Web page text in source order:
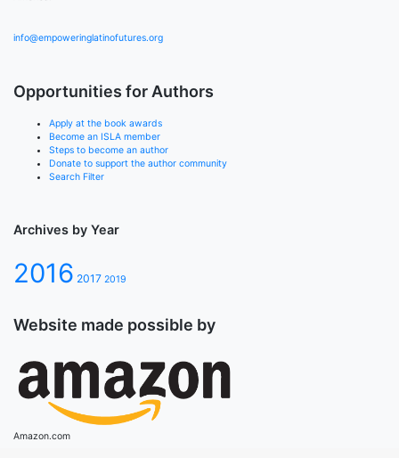
info@empoweringlatinofutures.org
Opportunities for Authors
Apply at the book awards
Become an ISLA member
Steps to become an author
Donate to support the author community
Search Filter
Archives by Year
2016 2017 2019
Website made possible by
Amazon.com